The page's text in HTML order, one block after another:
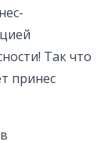
Так что
принес